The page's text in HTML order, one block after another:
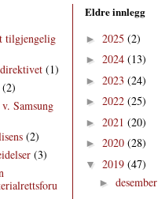
tilgjengelig
(1)
(2)
Samsung
(2)
(3)
Eldre innlegg
► 2025 (2)
► 2024 (13)
► 2023 (24)
► 2022 (25)
► 2021 (20)
► 2020 (28)
▼ 2019 (47)
► desember